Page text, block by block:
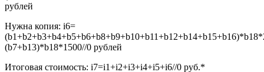
рублей
Нужна копия: i6=
(b7+b13)*b18*1500//0 рублей
Итоговая стоимость: i7=i1+i2+i3+i4+i5+i6//0 руб.*